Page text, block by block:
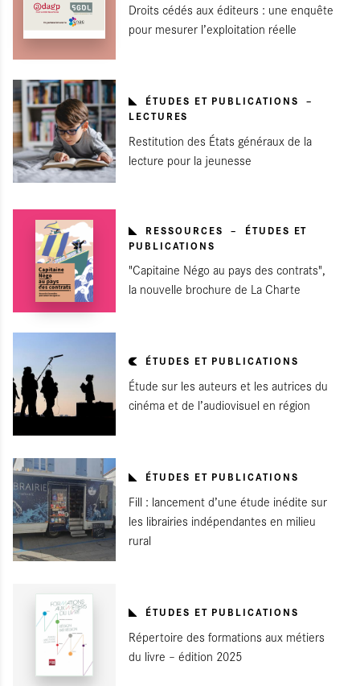
Droits cédés aux éditeurs : une enquête
pour mesurer l’exploitation réelle
ÉTUDES ET PUBLICATIONS
LECTURES
Restitution des États généraux de la
lecture pour la jeunesse
RESSOURCES
ÉTUDES ET
PUBLICATIONS
"Capitaine Négo au pays des contrats",
la nouvelle brochure de La Charte
ÉTUDES ET PUBLICATIONS
Étude sur les auteurs et les autrices du
cinéma et de l’audiovisuel en région
ÉTUDES ET PUBLICATIONS
Fill : lancement d’une étude inédite sur
les librairies indépendantes en milieu
rural
ÉTUDES ET PUBLICATIONS
Répertoire des formations aux métiers
du livre – édition 2025